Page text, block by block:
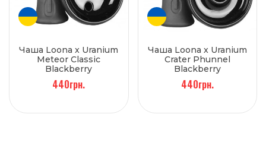
Чаша Loona x Uranium
Meteor Classic
Blackberry
440грн.
Чаша Loona x Uranium
Crater Phunnel
Blackberry
440грн.